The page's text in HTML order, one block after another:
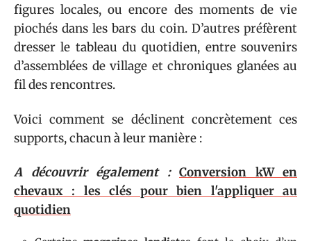
figures locales, ou encore des moments de vie
piochés dans les bars du coin. D’autres préfèrent
dresser le tableau du quotidien, entre souvenirs
d’assemblées de village et chroniques glanées au
fil des rencontres.
Voici comment se déclinent concrètement ces
supports, chacun à leur manière :
A découvrir également : Conversion kW en
chevaux : les clés pour bien l'appliquer au
quotidien